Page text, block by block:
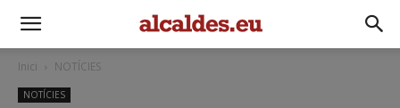
Inici NOTÍCIES
NOTÍCIES